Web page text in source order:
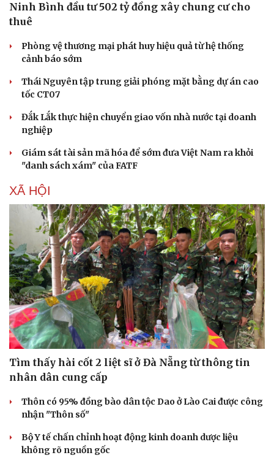
Nam khoa
Làm đẹp - giảm cân
Ăn sạch sống khỏe
Ninh Bình đầu tư 502 tỷ đồng xây chung cư cho
thuê
Phòng vệ thương mại phát huy hiệu quả từ hệ thống
cảnh báo sớm
Thái Nguyên tập trung giải phóng mặt bằng dự án cao
tốc CT07
Đắk Lắk thực hiện chuyển giao vốn nhà nước tại doanh
nghiệp
Giám sát tài sản mã hóa để sớm đưa Việt Nam ra khỏi
"danh sách xám" của FATF
XÃ HỘI
Tìm thấy hài cốt 2 liệt sĩ ở Đà Nẵng từ thông tin
nhân dân cung cấp
Thôn có 95% đồng bào dân tộc Dao ở Lào Cai được công
nhận "Thôn số"
Bộ Y tế chấn chỉnh hoạt động kinh doanh dược liệu
không rõ nguồn gốc